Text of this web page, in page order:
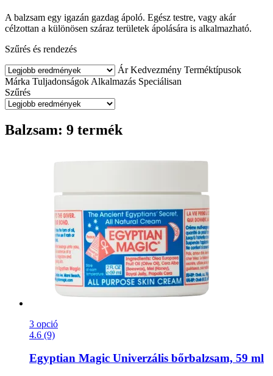
A balzsam egy igazán gazdag ápoló. Egész testre, vagy akár
célzottan a különösen száraz területek ápolására is alkalmazható.
Szűrés és rendezés
Ár Kedvezmény Terméktípusok
Márka Tuljadonságok Alkalmazás Speciálisan
Szűrés
Balzsam: 9 termék
3 opció
4.6 (9)
Egyptian Magic Univerzális bőrbalzsam, 59 ml